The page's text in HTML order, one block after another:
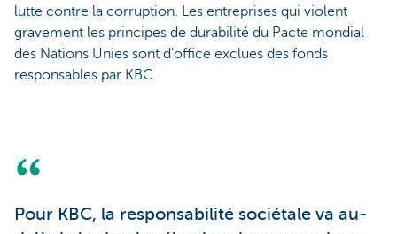
lutte contre la corruption. Les entreprises qui violent
gravement les principes de durabilité du Pacte mondial
des Nations Unies sont d'office exclues des fonds
responsables par KBC.
Pour KBC, la responsabilité sociétale va au-